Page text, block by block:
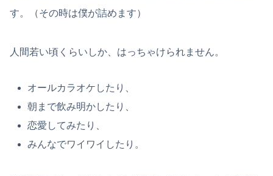
す。（その時は僕が詰めます）
人間若い頃くらいしか、はっちゃけられません。
オールカラオケしたり、
朝まで飲み明かしたり、
恋愛してみたり、
みんなでワイワイしたり。